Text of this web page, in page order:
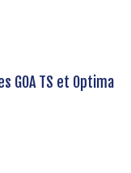
GOA TS et Optima